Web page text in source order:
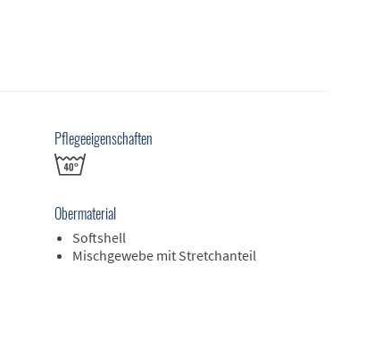
Pflegeeigenschaften
Obermaterial
Softshell
Mischgewebe mit Stretchanteil